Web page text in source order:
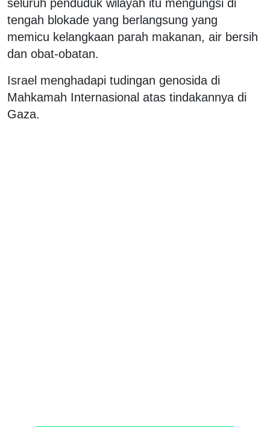
seluruh penduduk wilayah itu mengungsi di
tengah blokade yang berlangsung yang
memicu kelangkaan parah makanan, air bersih
dan obat-obatan.
Israel menghadapi tudingan genosida di
Mahkamah Internasional atas tindakannya di
Gaza.